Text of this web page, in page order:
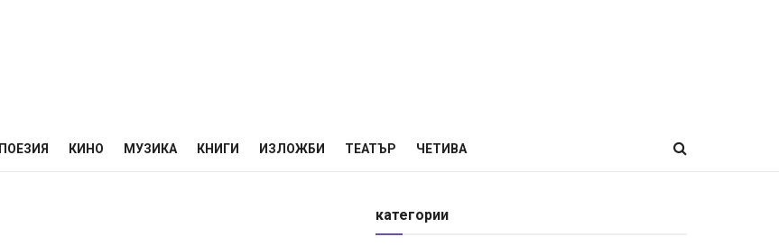
ПОЕЗИЯ КИНО МУЗИКА КНИГИ ИЗЛОЖБИ ТЕАТЪР ЧЕТИВА
категории